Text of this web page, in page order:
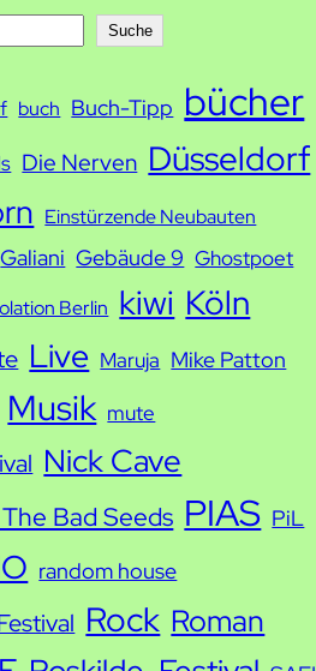
Suche
buch Buch-Tipp bücher
Die Nerven Düsseldorf
Einstürzende Neubauten
Galiani Gebäude 9 Ghostpoet
Berlin kiwi Köln
Live Maruja Mike Patton
Musik mute
Nick Cave
Bad Seeds PIAS PiL
random house
Rock Roman